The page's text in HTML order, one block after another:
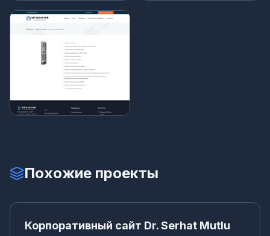
Похожие проекты
Ко
Корпоративный сайт Dr. Serhat Mutlu